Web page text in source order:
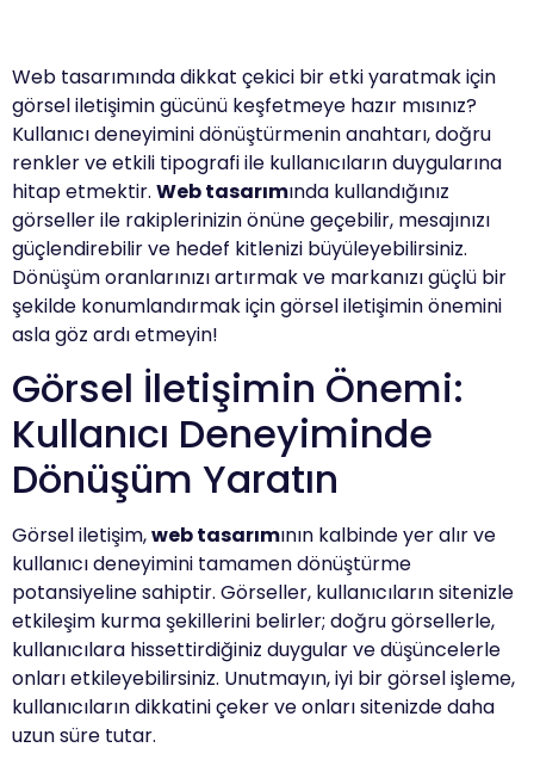
Web tasarımında dikkat çekici bir etki yaratmak için
görsel iletişimin gücünü keşfetmeye hazır mısınız?
Kullanıcı deneyimini dönüştürmenin anahtarı, doğru
renkler ve etkili tipografi ile kullanıcıların duygularına
hitap etmektir. Web tasarımında kullandığınız
görseller ile rakiplerinizin önüne geçebilir, mesajınızı
güçlendirebilir ve hedef kitlenizi büyüleyebilirsiniz.
Dönüşüm oranlarınızı artırmak ve markanızı güçlü bir
şekilde konumlandırmak için görsel iletişimin önemini
asla göz ardı etmeyin!
Görsel İletişimin Önemi:
Kullanıcı Deneyiminde
Dönüşüm Yaratın
Görsel iletişim,web tasarımının kalbinde yer alır ve
kullanıcı deneyimini tamamen dönüştürme
potansiyeline sahiptir. Görseller, kullanıcıların sitenizle
etkileşim kurma şekillerini belirler; doğru görsellerle,
kullanıcılara hissettirdiğiniz duygular ve düşüncelerle
onları etkileyebilirsiniz. Unutmayın, iyi bir görsel işleme,
kullanıcıların dikkatini çeker ve onları sitenizde daha
uzun süre tutar.